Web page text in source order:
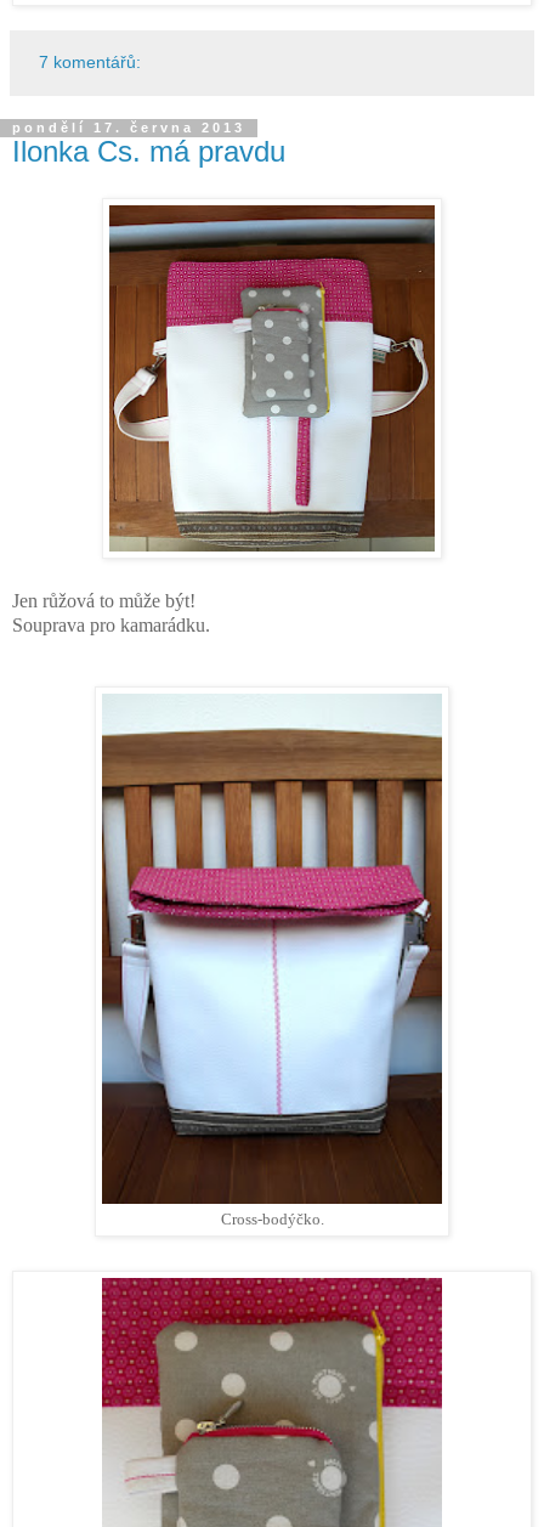
7 komentářů:
pondělí 17. června 2013
Ilonka Cs. má pravdu
Jen růžová to může být!
Souprava pro kamarádku.
Cross-bodýčko.